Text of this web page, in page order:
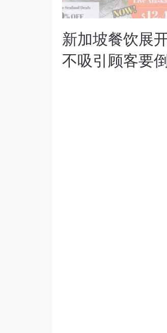
新加坡餐饮展
不吸引顾客要